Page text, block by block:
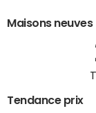
Maisons neuves
Tendance prix